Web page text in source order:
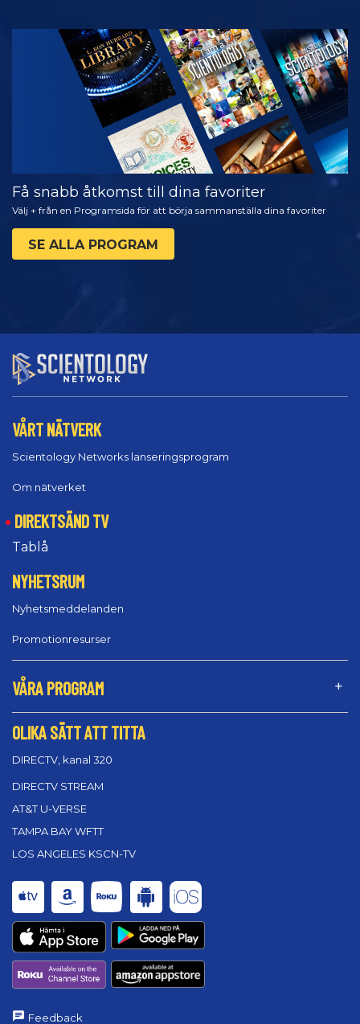
TITTA
UTFORSKA
SERIEN
Få snabb åtkomst till dina favoriter
Välj + från en Programsida för att börja sammanställa dina favoriter
SE ALLA PROGRAM
VÅRT NÄTVERK
Scientology Networks lanseringsprogram
Om nätverket
DIREKTSÄND TV
Tablå
NYHETSRUM
Nyhetsmeddelanden
Promotionresurser
VÅRA PROGRAM
OLIKA SÄTT ATT TITTA
DIRECTV, kanal 320
DIRECTV STREAM
AT&T U-VERSE
TAMPA BAY WFTT
LOS ANGELES KSCN-TV
Feedback